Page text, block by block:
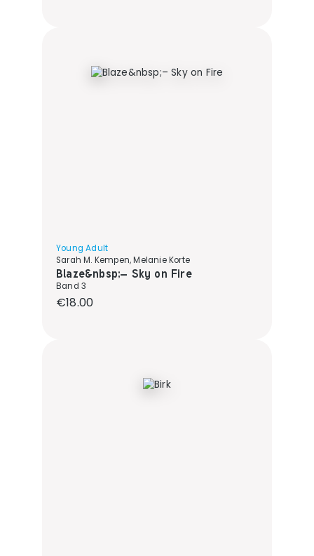
Young Adult
Sarah M. Kempen, Melanie Korte
Blaze&nbsp;– Sky on Fire
Band 3
Regular price:
€18.00